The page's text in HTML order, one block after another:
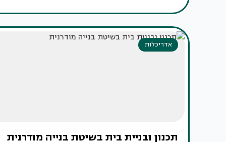
אדריכלות
תכנון ובניית בית בשיטת בנייה מודרנית